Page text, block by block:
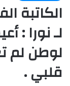
الكاتبة
لـ نورا :
لوطن لم
قلبي .